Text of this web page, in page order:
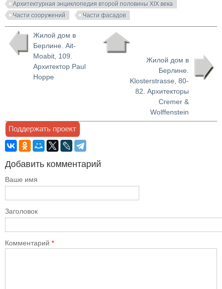
Архитектурная энциклопедия второй половины XIX века
Части сооружений
Части фасадов
Жилой дом в
Берлине. Ait-
Moabit, 109.
Архитектор Paul
Hoppe
Жилой дом в
Берлине.
Klosterstrasse, 80-
82. Архитекторы
Cremer &
Wolffenstein
Добавить комментарий
Ваше имя
Заголовок
Комментарий *